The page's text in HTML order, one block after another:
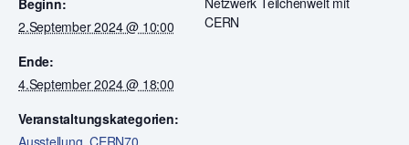
Beginn:
2.September 2024 @ 10:00
Ende:
4.September 2024 @ 18:00
Veranstaltungskategorien:
Ausstellung ,CERN70
CERN